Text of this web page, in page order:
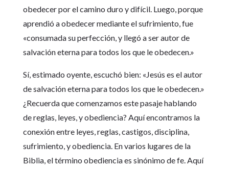
obedecer por el camino duro y difícil. Luego, porque
aprendió a obedecer mediante el sufrimiento, fue
«consumada su perfección, y llegó a ser autor de
salvación eterna para todos los que le obedecen.»
Sí, estimado oyente, escuchó bien: «Jesús es el autor
de salvación eterna para todos los que le obedecen.»
¿Recuerda que comenzamos este pasaje hablando
de reglas, leyes, y obediencia? Aquí encontramos la
conexión entre leyes, reglas, castigos, disciplina,
sufrimiento, y obediencia. En varios lugares de la
Biblia, el término obediencia es sinónimo de fe. Aquí